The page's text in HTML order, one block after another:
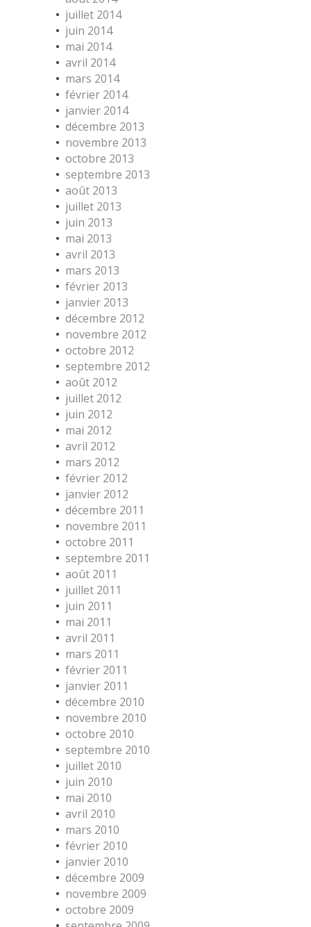
juillet 2014
juin 2014
mai 2014
avril 2014
mars 2014
février 2014
janvier 2014
décembre 2013
novembre 2013
octobre 2013
septembre 2013
août 2013
juillet 2013
juin 2013
mai 2013
avril 2013
mars 2013
février 2013
janvier 2013
décembre 2012
novembre 2012
octobre 2012
septembre 2012
août 2012
juillet 2012
juin 2012
mai 2012
avril 2012
mars 2012
février 2012
janvier 2012
décembre 2011
novembre 2011
octobre 2011
septembre 2011
août 2011
juillet 2011
juin 2011
mai 2011
avril 2011
mars 2011
février 2011
janvier 2011
décembre 2010
novembre 2010
octobre 2010
septembre 2010
juillet 2010
juin 2010
mai 2010
avril 2010
mars 2010
février 2010
janvier 2010
décembre 2009
novembre 2009
octobre 2009